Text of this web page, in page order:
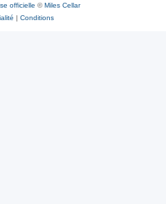
officielle ©Miles Cellar
| Conditions